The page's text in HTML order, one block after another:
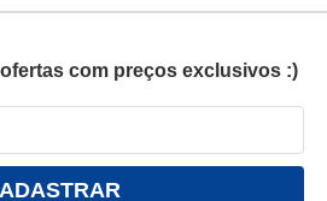
com preços exclusivos :)